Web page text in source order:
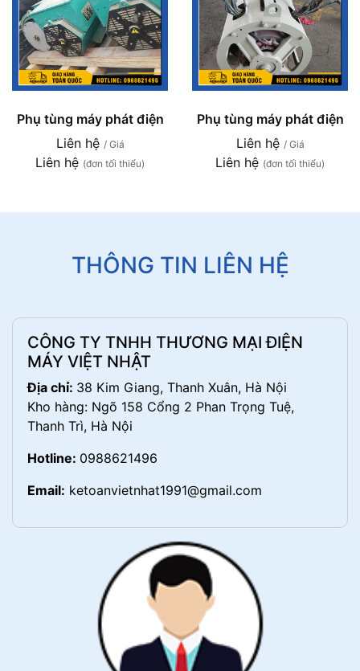
Phụ tùng máy phát điện
Liên hệ / Giá
Liên hệ (đơn tối thiểu)
Phụ tùng máy phát điện
Liên hệ / Giá
Liên hệ (đơn tối thiểu)
THÔNG TIN LIÊN HỆ
CÔNG TY TNHH THƯƠNG MẠI ĐIỆN
MÁY VIỆT NHẬT
Địa chỉ: 38 Kim Giang, Thanh Xuân, Hà Nội
Kho hàng: Ngõ 158 Cổng 2 Phan Trọng Tuệ,
Thanh Trì, Hà Nội
Hotline: 0988621496
Email: ketoanvietnhat1991@gmail.com